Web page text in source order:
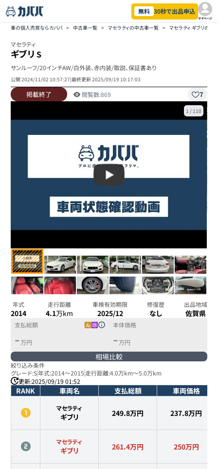
無料 30秒で出品申込
マイページ
車の個人売買ならカババ > 中古車一覧 > マセラティの中古車一覧 > マセラティ ギブリの中
マセラティ
ギブリ S
サンルーフ/20インチAW/白外装、赤内装/取説、保証書あり
公開2024/11/02 10:57:27|最終更新2025/09/19 10:17:03
掲載終了 閲覧数:869 7
1 / 110
年式
2014
走行距離
4.1万km
車検有効期限
2025/12
修復歴
なし
出品地域
佐賀県
支払総額
- 万円
本体価格
- 万円
相場比較
絞り込み条件
グレード:S年式:2014～2015 走行距離:4.0万km～5.0万km
更新:2025/09/19 01:52
RANK 車両名 支払総額 車両価格
マセラティ
ギブリ 249.8万円 237.8万円
マセラティ
ギブリ 261.4万円 250万円